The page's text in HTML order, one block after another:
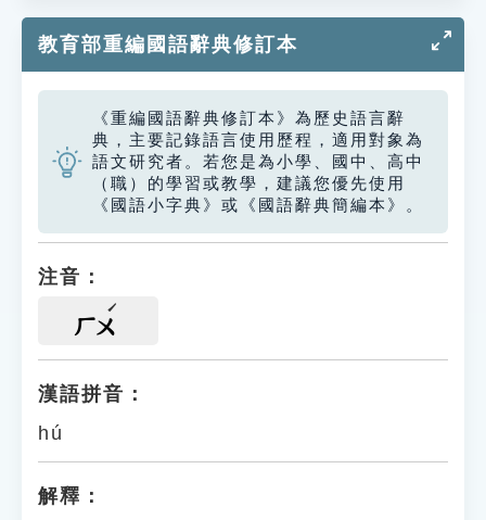
教育部重編國語辭典修訂本
《重編國語辭典修訂本》為歷史語言辭
典，主要記錄語言使用歷程，適用對象為
語文研究者。若您是為小學、國中、高中
（職）的學習或教學，建議您優先使用
《國語小字典》或《國語辭典簡編本》。
注音：
ㄏㄨ
漢語拼音：
hú
解釋：